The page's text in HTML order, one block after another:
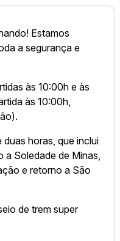
Estamos
a segurança e
às 10:00h e às
às 10:00h,
horas, que inclui
Soledade de Minas,
e retorno a São
de trem super